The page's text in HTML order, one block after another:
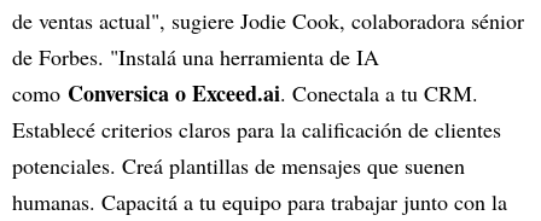
de ventas actual", sugiere Jodie Cook, colaboradora sénior
de Forbes. "Instalá una herramienta de IA
como Conversica o Exceed.ai. Conectala a tu CRM.
Establecé criterios claros para la calificación de clientes
potenciales. Creá plantillas de mensajes que suenen
humanas. Capacitá a tu equipo para trabajar junto con la